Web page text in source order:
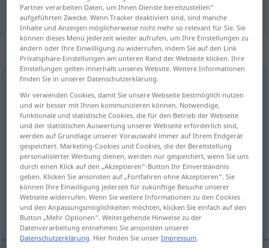
"Aufrichtung" Englisch Übersetzung
„Aufrichtung“: Femininum
Aufrichtung f <Aufrichtung;keinpl>
Übersicht aller Übersetzungen
(Für mehr Details die Übersetzung anklicken/antippen)
erection establishment
encouragement comfort, consolation
uplift, erection
Partner verarbeiten Daten, um Ihnen Dienste bereitzustellen“
aufgeführten Zwecke. Wenn Tracker deaktiviert sind, sind manche
Inhalte und Anzeigen möglicherweise nicht mehr so relevant für Sie. Sie
können dieses Menü jederzeit wieder aufrufen, um Ihre Einstellungen zu
ändern oder Ihre Einwilligung zu widerrufen, indem Sie auf den Link
Privatsphäre-Einstellungen am unteren Rand der Webseite klicken. Ihre
Einstellungen gelten innerhalb unseres Website. Weitere Informationen
finden Sie in unserer Datenschutzerklärung.
Wir verwenden Cookies, damit Sie unsere Webseite bestmöglich nutzen
und wir besser mit Ihnen kommunizieren können. Notwendige,
funktionale und statistische Cookies, die für den Betrieb der Webseite
und der statistischen Auswertung unserer Webseite erforderlich sind,
werden auf Grundlage unserer Vorauswahl immer auf Ihrem Endgerät
gespeichert. Marketing-Cookies und Cookies, die der Bereitstellung
personalisierter Werbung dienen, werden nur gespeichert, wenn Sie uns
durch einen Klick auf den „Akzeptieren“-Button Ihr Einverständnis
geben. Klicken Sie ansonsten auf „Fortfahren ohne Akzeptieren“. Sie
können Ihre Einwilligung jederzeit für zukünftige Besuche unserer
Webseite widerrufen. Wenn Sie weitere Informationen zu den Cookies
und den Anpassungsmöglichkeiten möchten, klicken Sie einfach auf den
Button „Mehr Optionen“. Weitergehende Hinweise zu der
Datenverarbeitung entnehmen Sie ansonsten unserer
Datenschutzerklärung. Hier finden Sie unserImpressum.